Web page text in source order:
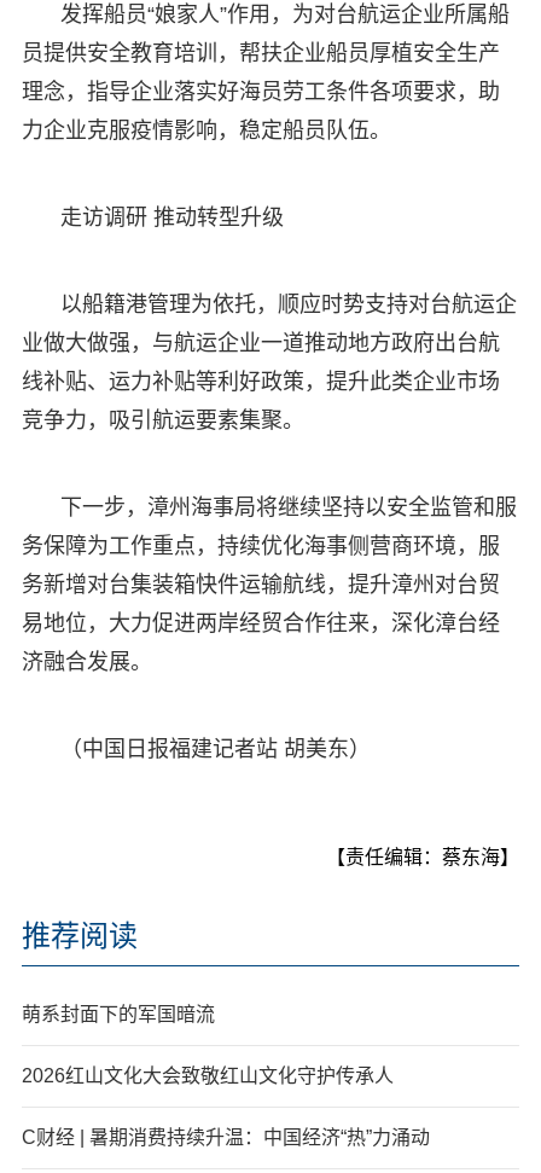
发挥船员“娘家人”作用，为对台航运企业所属船
员提供安全教育培训，帮扶企业船员厚植安全生产
理念，指导企业落实好海员劳工条件各项要求，助
力企业克服疫情影响，稳定船员队伍。
走访调研 推动转型升级
以船籍港管理为依托，顺应时势支持对台航运企
业做大做强，与航运企业一道推动地方政府出台航
线补贴、运力补贴等利好政策，提升此类企业市场
竞争力，吸引航运要素集聚。
下一步，漳州海事局将继续坚持以安全监管和服
务保障为工作重点，持续优化海事侧营商环境，服
务新增对台集装箱快件运输航线，提升漳州对台贸
易地位，大力促进两岸经贸合作往来，深化漳台经
济融合发展。
（中国日报福建记者站 胡美东）
【责任编辑：蔡东海】
推荐阅读
萌系封面下的军国暗流
2026红山文化大会致敬红山文化守护传承人
C财经 | 暑期消费持续升温：中国经济“热”力涌动